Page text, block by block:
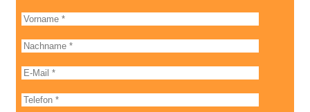
Bitte
lasse
Feld
Vorname
Nachname
E-Mail-Adresse
Telefonnummer